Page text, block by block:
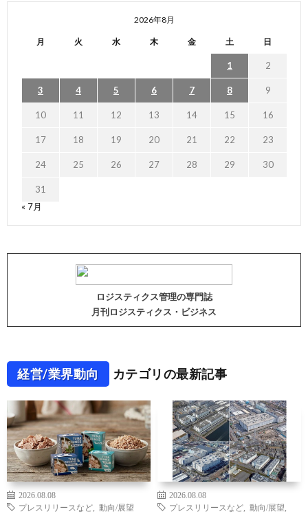
2026年8月
月 火 水 木 金 土 日
1 2
3 4 5 6 7 8 9
10 11 12 13 14 15 16
17 18 19 20 21 22 23
24 25 26 27 28 29 30
31
« 7月
ロジスティクス管理の専門誌
月刊ロジスティクス・ビジネス
経営/業界動向 カテゴリの最新記事
2026.08.08
プレスリリースなど
動向/展望
2026.08.08
プレスリリースなど
動向/展望